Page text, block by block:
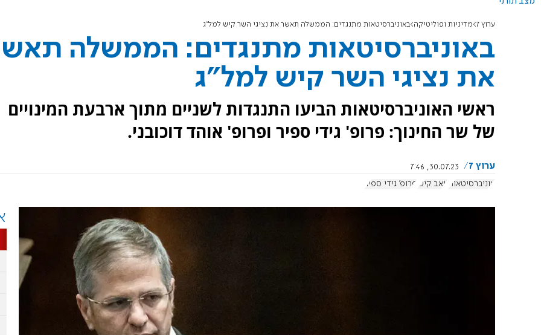
ערוץ 7 מדיניות ופוליטיקה באוניברסיטאות מתנגדים: הממשלה תאשר את נציגי השר קיש למל"ג
באוניברסיטאות מתנגדים: הממשלה
את נציגי השר קיש למל"ג
ראשי האוניברסיטאות הביעו התנגדות לשניים מתוך ארבעת המינויים
של שר החינוך: פרופ' גידי ספיר ופרופ' אוהד דוכובני.
ערוץ 7
30.07.23, 7:46
אוניברסיטאות
יואב קיש פרופ' גידי ספיר